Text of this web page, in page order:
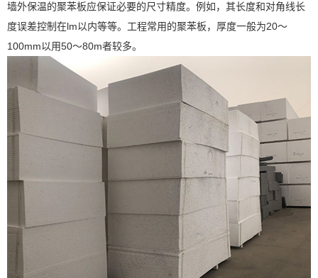
墙外保温的聚苯板应保证必要的尺寸精度。例如，其长度和对角线长
度误差控制在lm以内等等。工程常用的聚苯板，厚度一般为20～
100mm以用50～80m者较多。